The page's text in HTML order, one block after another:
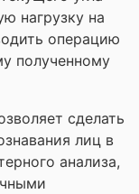
нагрузку на
операцию
полученному
сделать
лиц в
анализа,